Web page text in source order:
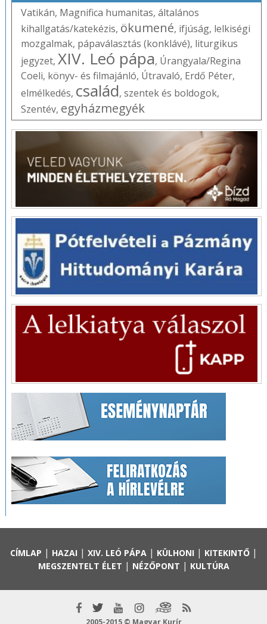
Vatikán, Magnifica humanitas, általános
kihallgatás/katekézis, ökumené, ifjúság, lelkiségi
mozgalmak, pápaválasztás (konklávé), liturgikus
jegyzet, XIV. Leó pápa, Úrangyala/Regina
Coeli, könyv- és filmajánló, Útravaló, Erdő Péter,
elmélkedés, család, szentek és boldogok,
Szentév, egyházmegyék
CÍMLAP | HAZAI | XIV. LEÓ PÁPA| KÜLHONI | KITEKINTŐ|
MEGSZENTELT ÉLET | NÉZŐPONT | KULTÚRA
2005-2015 © Magyar Kurír